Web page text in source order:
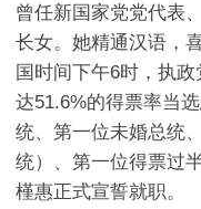
曾任新国家党党代表
长女。她精通汉语，
国时间下午6时，执
达51.6%的得票率当
统、第一位未婚总统
统）、第一位得票过
槿惠正式宣誓就职。